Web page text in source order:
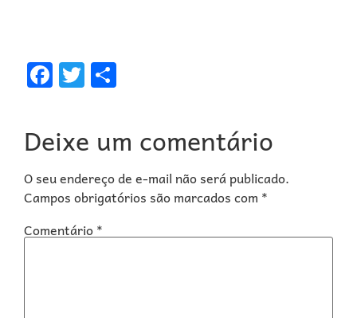
Facebook
Twitter
Deixe um comentário
O seu endereço de e-mail não será publicado.
Campos obrigatórios são marcados com *
Comentário*